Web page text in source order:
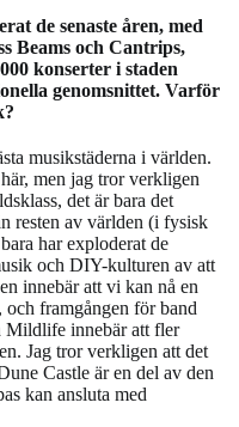
de senaste åren, med
Beams och Cantrips,
konserter i staden
genomsnittet. Varför
musikstäderna i världen.
men jag tror verkligen
det är bara det
resten av världen (i fysisk
har exploderat de
och DIY-kulturen av att
innebär att vi kan nå en
framgången för band
Mildlife innebär att fler
Jag tror verkligen att det
Castle är en del av den
kan ansluta med